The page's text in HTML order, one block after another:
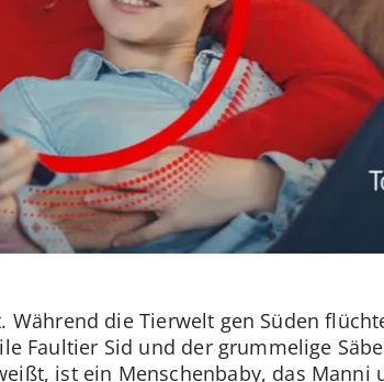
Während die Tierwelt gen Süden
Faultier Sid und der grummelige
ist ein Menschenbaby, das Manni